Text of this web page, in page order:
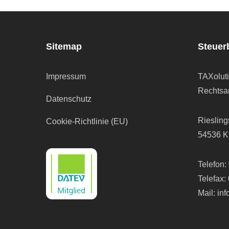
Sitemap
Impressum
Datenschutz
Cookie-Richtlinie (EU)
54536
Telefon:
Telefax:
Mail: